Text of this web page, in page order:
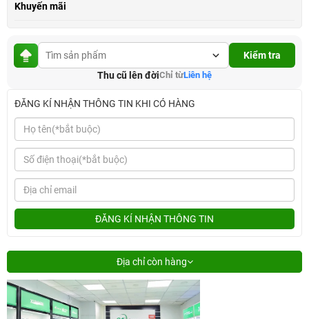
Khuyến mãi
Kiểm tra
Thu cũ lên đờiChỉ từLiên hệ
ĐĂNG KÍ NHẬN THÔNG TIN KHI CÓ HÀNG
ĐĂNG KÍ NHẬN THÔNG TIN
Địa chỉ còn hàng